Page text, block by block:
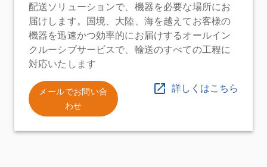
配送ソリューションで、機器を必要な場所にお
届けします。国境、大陸、海を越えてお客様の
機器を迅速かつ効率的にお届けするオールイン
クルーシブサービスで、輸送のすべての工程に
対応いたします
メールでお問い合
わせ
詳しくはこちら